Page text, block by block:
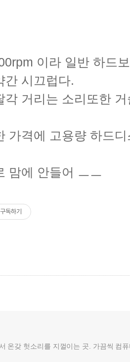
이라 일반 하드
간 시끄럽다.
각 거리는 소리또한
가격에 고용량 하드
맘에 안들어 ㅡㅡ
구독하기
온갖 헛소리를 지껄이는 곳. 가끔씩 컴